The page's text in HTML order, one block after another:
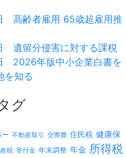
高齢者雇用 65歳超雇用推
遺留分侵害に対する課税
2026年版中小企業白書を
を知る
グ
ー 不動産取引 交際費 住民税 健康保
税 寄付金 年末調整 年金 所得税